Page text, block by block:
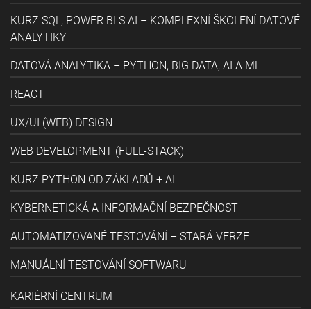
KURZ SQL, POWER BI S AI – KOMPLEXNÍ ŠKOLENÍ DATOVÉ
ANALYTIKY
DATOVÁ ANALYTIKA – PYTHON, BIG DATA, AI A ML
REACT
UX/UI (WEB) DESIGN
WEB DEVELOPMENT (FULL-STACK)
KURZ PYTHON OD ZÁKLADŮ + AI
KYBERNETICKÁ A INFORMAČNÍ BEZPEČNOST
AUTOMATIZOVANÉ TESTOVÁNÍ – STARÁ VERZE
MANUÁLNÍ TESTOVÁNÍ SOFTWARU
KARIÉRNÍ CENTRUM